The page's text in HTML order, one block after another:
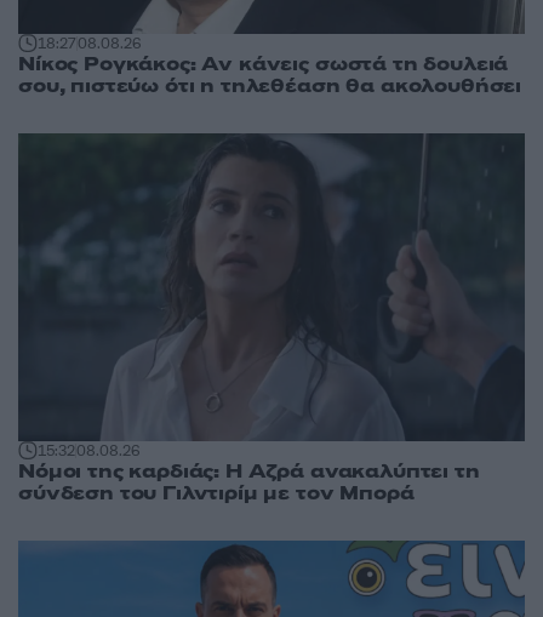
18:2708.08.26
Νίκος Ρογκάκος: Αν κάνεις σωστά τη δουλειά
σου, πιστεύω ότι η τηλεθέαση θα ακολουθήσει
15:3208.08.26
Νόμοι της καρδιάς: Η Αζρά ανακαλύπτει τη
σύνδεση του Γιλντιρίμ με τον Μπορά